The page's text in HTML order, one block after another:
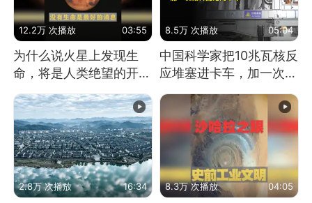
12.2万 次播放 03:55
为什么说火星上发现生
命，将是人类绝望的开
8.5万 次播放 05:04
中国科学家把10兆瓦核反
应堆塞进卡车，加一次燃
2.8万 次播放 16:34 8.3万 次播放 04:05